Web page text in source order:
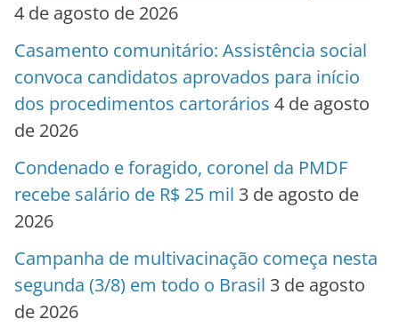
4 de agosto de 2026
Casamento comunitário: Assistência social
convoca candidatos aprovados para início
dos procedimentos cartorários 4 de agosto
de 2026
Condenado e foragido, coronel da PMDF
recebe salário de R$ 25 mil 3 de agosto de
2026
Campanha de multivacinação começa nesta
segunda (3/8) em todo o Brasil 3 de agosto
de 2026